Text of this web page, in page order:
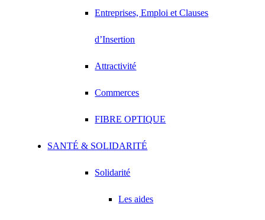
Entreprises, Emploi et Clauses
d’Insertion
Attractivité
Commerces
FIBRE OPTIQUE
SANTÉ & SOLIDARITÉ
Solidarité
Les aides